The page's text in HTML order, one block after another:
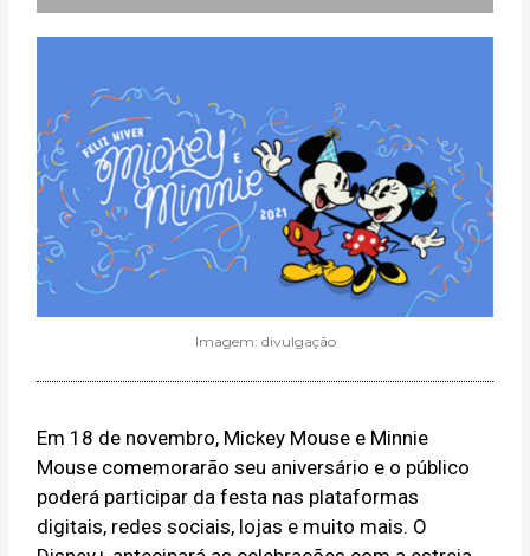
Imagem: divulgação
Em 18 de novembro, Mickey Mouse e Minnie
Mouse comemorarão seu aniversário e o público
poderá participar da festa nas plataformas
digitais, redes sociais, lojas e muito mais. O